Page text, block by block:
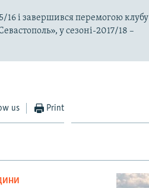
16 і завершився перемогою клубу
у сезоні-2017/18 –
us Print